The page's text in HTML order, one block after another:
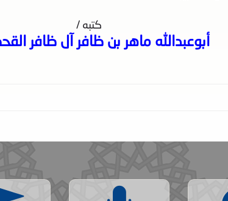
كتبه /
أبوعبدالله ماهر بن ظافر آل ظافر